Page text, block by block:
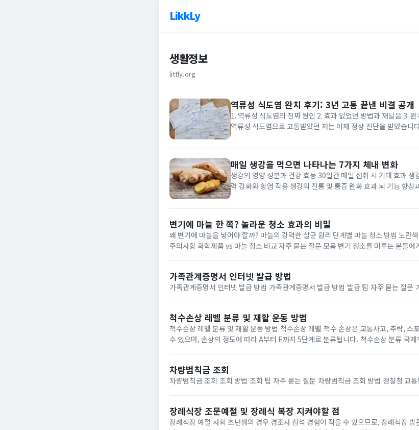
LikkLy
생활정보
littly.org
역류성 식도염 완치 후기: 3년 고통 끝낸 비결 공개
1. 역류성 식도염의 진짜 원인 2. 효과 없었던 방법과 깨달음 3. 완치
역류성 식도염으로 고통받았던 저는 이제 정상 진단을 받았습니
매일 생강을 먹으면 나타나는 7가지 체내 변화
생강의 영양 성분과 건강 효능 30일간 매일 섭취 시 기대 효과 생
력 강화와 항염 작용 생강의 진통 및 통증 완화 효과 뇌 기능 향
변기에 마늘 한 쪽? 놀라운 청소 효과의 비밀
왜 변기에 마늘을 넣어야 할까? 마늘의 강력한 살균 원리 단계별 마늘 청소 방법 노란
주의사항 화학제품 vs 마늘 청소 비교 자주 묻는 질문 모음 변기 청소를 미루는 분들
가족관계증명서 인터넷 발급 방법
가
척수손상 레벨 분류 및 재활 운동 방법
척수손상 레벨 분류 및 재활 운동 방법 척수손상 레벨 척수 손상은 교통사고, 추락, 스포츠 손상 등 외상으로 인해 발생할
수 있으며, 손상의 정도
차량범칙금 조회
차량범칙금 조회 조회 방법 조회 팁 자주
장례식장 조문예절 및 장례식 복장 지켜야할 점
장례식장 예절 사회 초년생의 경우 경조사 참석 경험이 적을 수 있으므로, 장례식장 방문 시 다음의 예절을 준수해야 합니